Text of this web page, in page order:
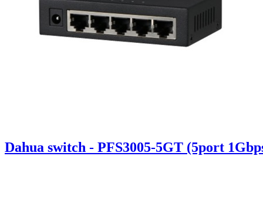
Dahua switch - PFS3005-5GT (5port